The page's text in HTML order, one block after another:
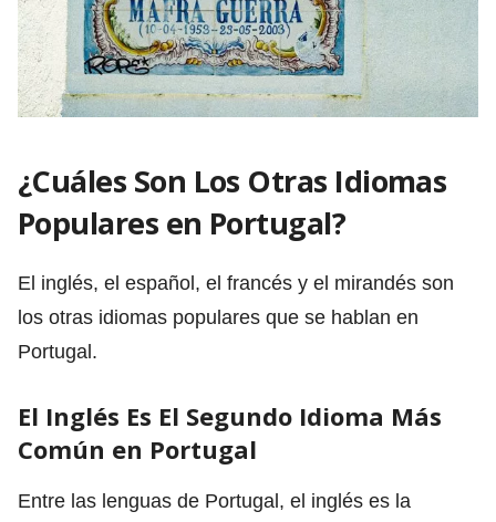
¿Cuáles Son Los Otras Idiomas
Populares en Portugal?
El inglés, el español, el francés y el mirandés son
los otras idiomas populares que se hablan en
Portugal.
El Inglés Es El Segundo Idioma Más
Común en Portugal
Entre las lenguas de Portugal, el inglés es la